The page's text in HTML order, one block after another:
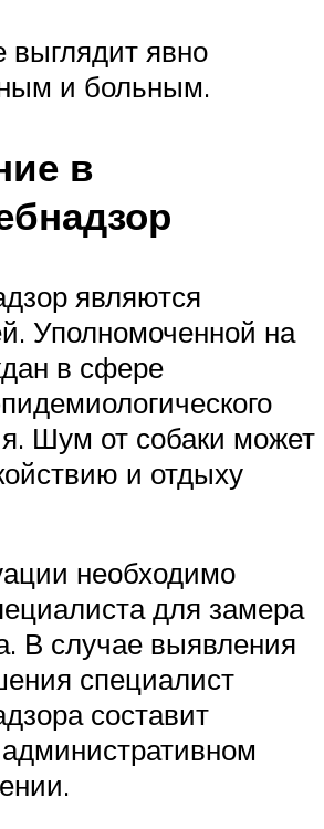
выглядит явно
и больным.
в
являются
Уполномоченной на
в сфере
Шум от собаки может
и отдыху
необходимо
для замера
В случае выявления
специалист
составит